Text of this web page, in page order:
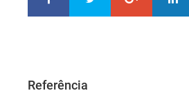
Referência